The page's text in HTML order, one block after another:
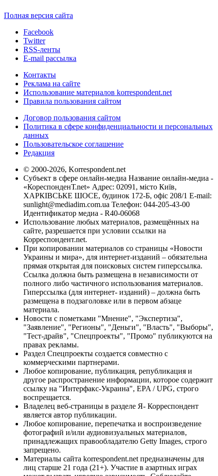
Полная версия сайта
Facebook
Twitter
RSS-ленты
E-mail рассылка
Контакты
Реклама на сайте
Использование материалов korrespondent.net
Правила пользования сайтом
Договор пользования сайтом
Политика в сфере конфиденциальности и персональных
данных
Пользовательское соглашение
Редакция
© 2000-2026, Korrespondent.net
Субъект в сфере онлайн-медиа Название онлайн-медиа -
«КореспонденТ.net» Адрес: 02091, місто Київ,
ХАРКІВСЬКЕ ШОСЕ, будинок 172-Б, офіс 208/1 E-mail:
sunlight@mediadim.com.ua Телефон: 044-205-43-00
Идентификатор медиа - R40-06068
Использование любых материалов, размещённых на
сайте, разрешается при условии ссылки на
Корреспондент.net.
При копировании материалов со страницы «Новости
Украины и мира», для интернет-изданий – обязательна
прямая открытая для поисковых систем гиперссылка.
Ссылка должна быть размещена в независимости от
полного либо частичного использования материалов.
Гиперссылка (для интернет- изданий) – должна быть
размещена в подзаголовке или в первом абзаце
материала.
Новости с пометками "Мнение", "Экспертиза",
"Заявление", "Регионы", "Деньги", "Власть", "Выборы",
"Тест-драйв", "Спецпроекты", "Промо" публикуются на
правах рекламы.
Раздел Спецпроекты создается совместно с
коммерческими партнерами.
Любое копирование, публикация, републикация и
другое распространение информации, которое содержит
ссылку на "Интерфакс-Украина", EPA / UPG, строго
воспрещается.
Владелец веб-страницы в разделе Я- Корреспондент
является автор публикации.
Любое копирование, перепечатка и воспроизведение
фотографий и/или аудиовизуальных материалов,
принадлежащих правообладателю Getty Images, строго
запрещено.
Материалы сайта korrespondent.net предназначены для
лиц старше 21 года (21+). Участие в азартных играх